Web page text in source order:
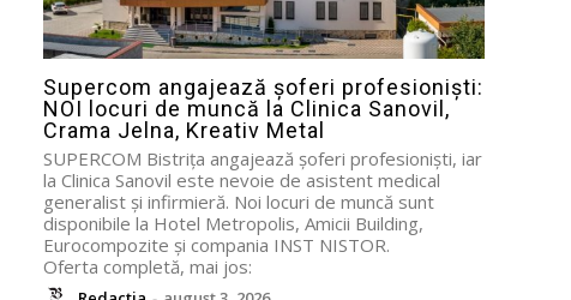
Supercom angajează șoferi profesioniști:
NOI locuri de muncă la Clinica Sanovil,
Crama Jelna, Kreativ Metal
SUPERCOM Bistrița angajează șoferi profesioniști, iar
la Clinica Sanovil este nevoie de asistent medical
generalist și infirmieră. Noi locuri de muncă sunt
disponibile la Hotel Metropolis, Amicii Building,
Eurocompozite și compania INST NISTOR.
Oferta completă, mai jos: